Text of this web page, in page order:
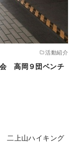
活動紹介
高岡９団ベンチ
二上山ハイキング